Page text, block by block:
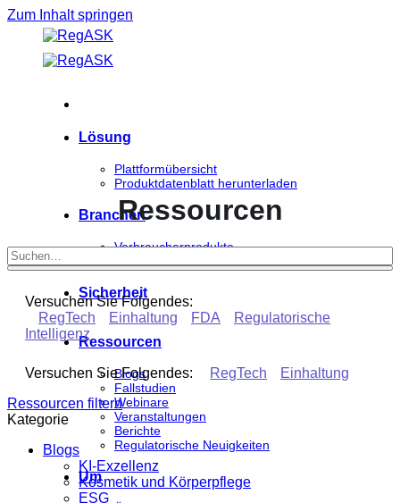
Zum Inhalt springen
Lösung
Plattformübersicht
Produktdatenblatt herunterladen
Branchen
Verbraucherprodukte
Sicherheit
Ressourcen
Blogs
Fallstudien
Webinare
Veranstaltungen
Berichte
Regulatorische Neuigkeiten
Um
Ressourcen
Versuchen Sie Folgendes:
RegTech
Einhaltung FDA
Regulatorische
Intelligenz
Versuchen Sie Folgendes: RegTech
Einhaltung
Ressourcen filtern
Kategorie
Blogs
KI-Exzellenz
Kosmetik und Körperpflege
ESG